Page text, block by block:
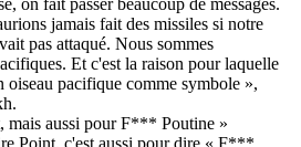
jamais fait des missiles si notre
pas attaqué. Nous sommes
Et c'est la raison pour laquelle
oiseau pacifique comme symbole »,
mais aussi pour F*** Poutine »
Point, c'est aussi pour dire « F***